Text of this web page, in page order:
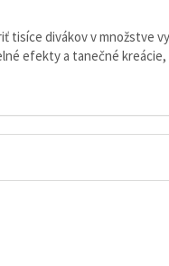
tisíce divákov v množstve
efekty a tanečné